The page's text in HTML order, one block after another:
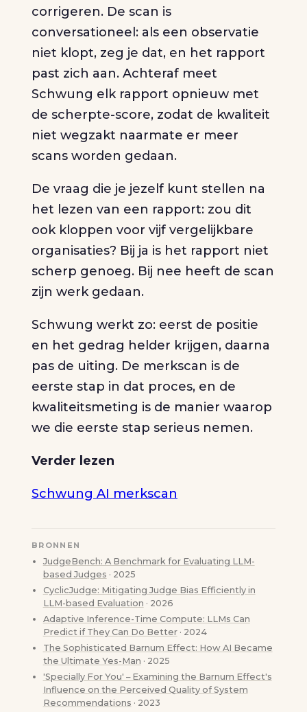
corrigeren. De scan is
conversationeel: als een observatie
niet klopt, zeg je dat, en het rapport
past zich aan. Achteraf meet
Schwung elk rapport opnieuw met
de scherpte-score, zodat de kwaliteit
niet wegzakt naarmate er meer
scans worden gedaan.
De vraag die je jezelf kunt stellen na
het lezen van een rapport: zou dit
ook kloppen voor vijf vergelijkbare
organisaties? Bij ja is het rapport niet
scherp genoeg. Bij nee heeft de scan
zijn werk gedaan.
Schwung werkt zo: eerst de positie
en het gedrag helder krijgen, daarna
pas de uiting. De merkscan is de
eerste stap in dat proces, en de
kwaliteitsmeting is de manier waarop
we die eerste stap serieus nemen.
Verder lezen
Schwung AI merkscan
BRONNEN
JudgeBench: A Benchmark for Evaluating LLM-
based Judges · 2025
CyclicJudge: Mitigating Judge Bias Efficiently in
LLM-based Evaluation · 2026
Adaptive Inference-Time Compute: LLMs Can
Predict if They Can Do Better· 2024
The Sophisticated Barnum Effect: How AI Became
the Ultimate Yes-Man · 2025
'Specially For You' – Examining the Barnum Effect's
Influence on the Perceived Quality of System
Recommendations · 2023